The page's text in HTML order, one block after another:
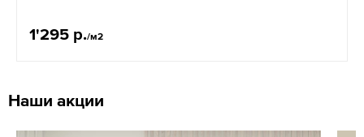
1'295 р./м2
Наши акции